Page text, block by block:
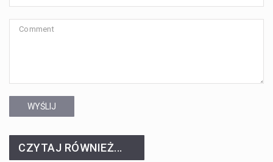
WYŚLIJ
CZYTAJ RÓWNIEŻ...